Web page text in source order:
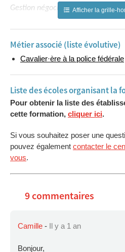
Gestion négociée de l’espace
Missions de relations publiques.
Escorte Royale.
Cette nouvelle formation
l’ambition de développer et
Afficher la grille-
Métier associé (liste évolutive)
Cavalier·ère à la police fédérale
Liste des écoles organisant la
Pour obtenir la liste des
cette formation, cliquer ici.
Si vous souhaitez poser une
pouvez également contacter le
vous.
9 commentaires
Camille - Il y a 1 an
Bonjour,